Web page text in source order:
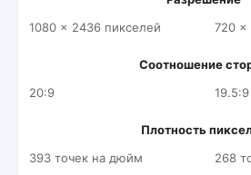
1080 x 2436 пикселей
720 x
Соотношение
20:9
19.5:9
Плотность
393 точек на дюйм
268